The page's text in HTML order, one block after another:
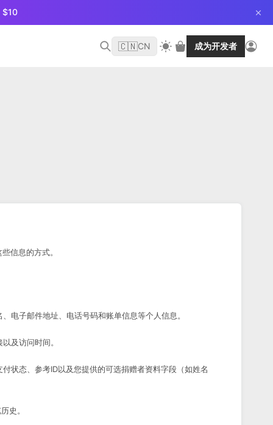
$10
🇨🇳CN 成为开发者
信息的方式。
电子邮件地址、电话号码和账单信息等个人信息。
及访问时间。
状态、参考ID以及您提供的可选捐赠者资料字段（如姓名
史。